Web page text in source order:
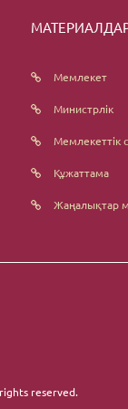
Мемлекет
Министрлік
Мемлекеттік
Құжаттама
Жаңалықтар
reserved.